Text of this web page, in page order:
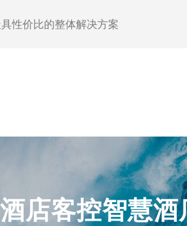
性价比的整体解决方案
店客控智慧